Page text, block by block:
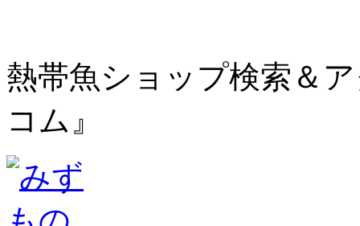
熱帯魚ショップ検索＆
コム』